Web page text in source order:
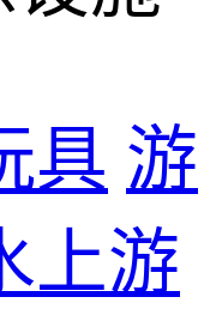
具 游
上游